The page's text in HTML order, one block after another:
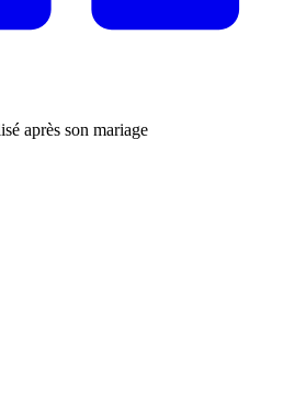
après son mariage